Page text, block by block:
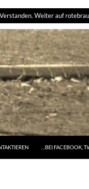
…BEI FACEBOOK,
Verstanden. Weiter auf